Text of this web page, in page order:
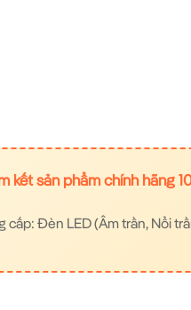
kết sản phẩm chính hãng
cấp: Đèn LED (Âm trần, Nổi